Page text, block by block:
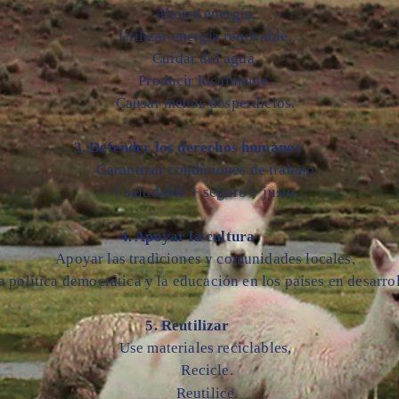
Ahorra energía.
Utilizar energía renovable.
Cuidar del agua.
Producir localmente.
Causar menos desperdicios.
3. Defender los derechos humanos
Garantizar condiciones de trabajo
+ saludable + seguro + justo.
4. Apoyar la cultura
Apoyar las tradiciones y comunidades locales,
política democrática y la educación en los países en
5. Reutilizar
Use materiales reciclables,
Recicle.
Reutilice.